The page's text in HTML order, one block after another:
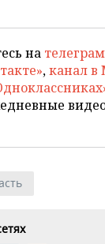
на
,канал в